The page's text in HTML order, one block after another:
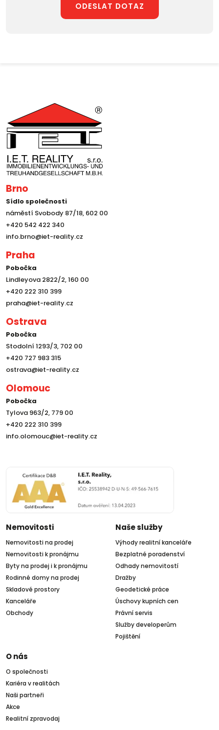
ODESLAT DOTAZ
Brno
Sídlo společnosti
náměstí Svobody 87/18, 602 00
+420 542 422 340
info.brno@iet-reality.cz
Praha
Pobočka
Lindleyova 2822/2, 160 00
+420 222 310 399
praha@iet-reality.cz
Ostrava
Pobočka
Stodolní 1293/3, 702 00
+420 727 983 315
ostrava@iet-reality.cz
Olomouc
Pobočka
Tylova 963/2, 779 00
+420 222 310 399
info.olomouc@iet-reality.cz
Nemovitosti
Nemovitosti na prodej
Nemovitosti k pronájmu
Byty na prodej i k pronájmu
Rodinné domy na prodej
Skladové prostory
Kanceláře
Obchody
Naše služby
Výhody realitní kanceláře
Bezplatné poradenství
Odhady nemovitostí
Dražby
Geodetické práce
Úschovy kupních cen
Právní servis
Služby developerům
Pojištění
O nás
O společnosti
Kariéra v realitách
Naši partneři
Akce
Realitní zpravodaj